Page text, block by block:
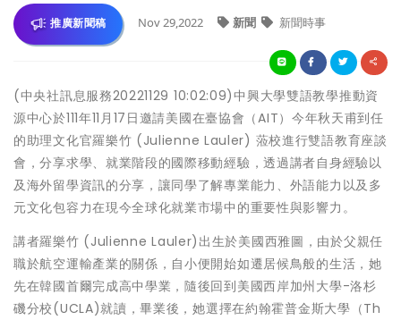
推廣新聞稿 Nov 29,2022 新聞 新聞時事
(中央社訊息服務20221129 10:02:09)中興大學雙語教學推動資
源中心於111年11月17日邀請美國在臺協會（AIT）今年秋天甫到任
的助理文化官羅樂竹 (Julienne Lauler) 蒞校進行雙語教育座談
會，分享求學、就業階段的國際移動經驗，透過講者自身經驗以
及海外留學資訊的分享，讓同學了解專業能力、外語能力以及多
元文化包容力在現今全球化就業市場中的重要性與影響力。
講者羅樂竹 (Julienne Lauler)出生於美國西雅圖，由於父親任
職於航空運輸產業的關係，自小便開始如遷居候鳥般的生活，她
先在韓國首爾完成高中學業，隨後回到美國西岸加州大學-洛杉
磯分校(UCLA)就讀，畢業後，她選擇在約翰霍普金斯大學（Th